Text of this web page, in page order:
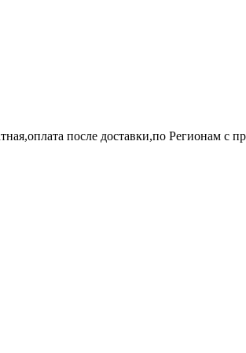
после доставки,по Регионам с